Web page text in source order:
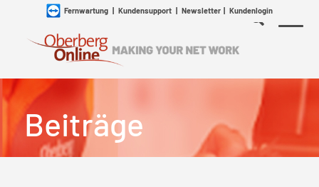
Fernwartung| Kundensupport| Newsletter| Kundenlogin
Beiträge